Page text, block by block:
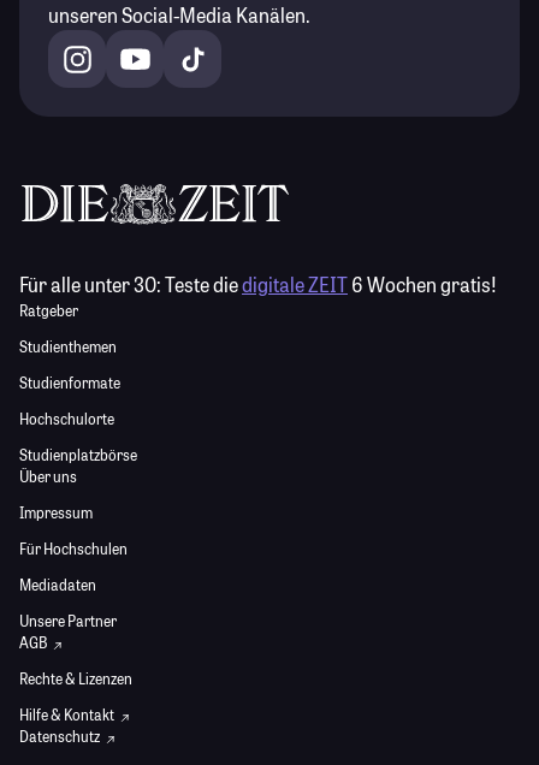
unseren Social-Media Kanälen.
Für alle unter 30:Teste diedigitale ZEIT6 Wochen gratis!
Ratgeber
Studienthemen
Studienformate
Hochschulorte
Studienplatzbörse
Über uns
Impressum
Für Hochschulen
Mediadaten
Unsere Partner
AGB
Rechte & Lizenzen
Hilfe & Kontakt
Datenschutz